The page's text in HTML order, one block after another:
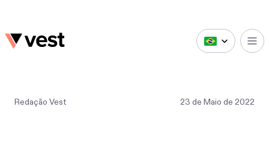
Redação Vest 23 de Maio de 2022